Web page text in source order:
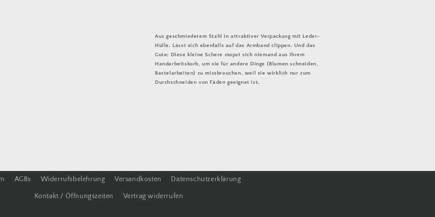
Aus geschmiedetem Stahl in attraktiver Verpackung mit Leder-
Hülle. Lässt sich ebenfalls auf das Armband clippen. Und das
Gute: Diese kleine Schere mopst sich niemand aus Ihrem
Handarbeitskorb, um sie für andere Dinge (Blumen schneiden,
Bastelarbeiten) zu missbrauchen, weil sie wirklich nur zum
Durchschneiden von Fäden geeignet ist.
AGBs Widerrufsbelehrung Versandkosten Datenschutzerklärung
Kontakt / Öffnungszeiten Vertrag widerrufen